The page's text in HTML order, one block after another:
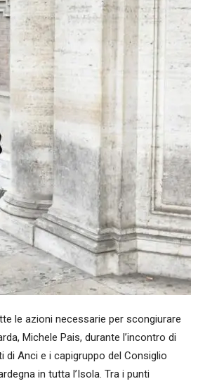
le azioni necessarie per scongiurare
Michele Pais, durante l’incontro di
di Anci e i capigruppo del Consiglio
in tutta l’Isola. Tra i punti